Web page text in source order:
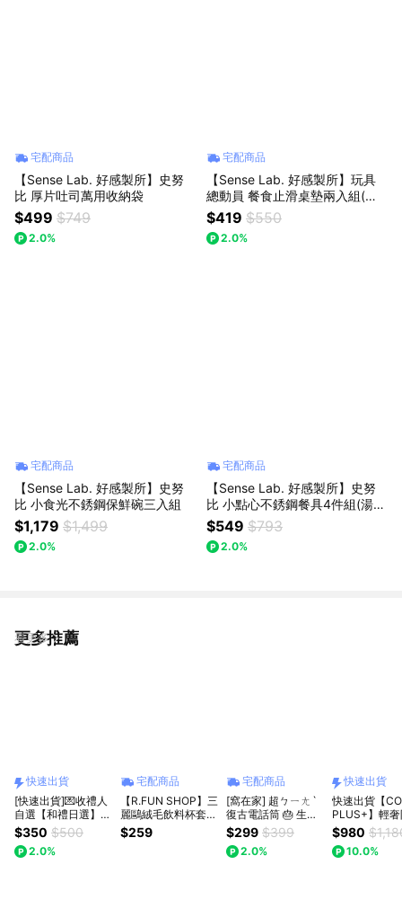
宅配商品
【Sense Lab. 好感製所】史努
比 厚片吐司萬用收納袋
$499 $749
2.0%
宅配商品
【Sense Lab. 好感製所】玩具
總動員 餐食止滑桌墊兩入組(胡
迪/巴斯)
$419 $550
2.0%
宅配商品
【Sense Lab. 好感製所】史努
比 小食光不銹鋼保鮮碗三入組
$1,179 $1,499
2.0%
宅配商品
【Sense Lab. 好感製所】史努
比 小點心不銹鋼餐具4件組(湯匙
+筷子+叉子+收納盒)
$549 $793
2.0%
更多推薦
看更多
快速出貨
[快速出貨]💌收禮人
自選【和禮日選】日
本蒸氣熱敷眼罩 全
系列｜生日・電腦族
救星・午睡神器
$350 $500
2.0%
宅配商品
【R.FUN SHOP】三
麗鷗絨毛飲料杯套
大耳狗 人魚漢頓 凱
蒂貓 飲料袋 杯套 環
$259
宅配商品
[窩在家] 超ㄅㄧㄤˋ
復古電話筒 🎂 生日
禮物｜搞笑｜交換禮
物｜辦公室｜療癒｜
實用｜同事｜上班族
$299 $399
2.0%
快速出貨
快速出貨【
PLUS+】輕
電乾濕兩用氣
按摩梳禮盒組
$980
10.0%